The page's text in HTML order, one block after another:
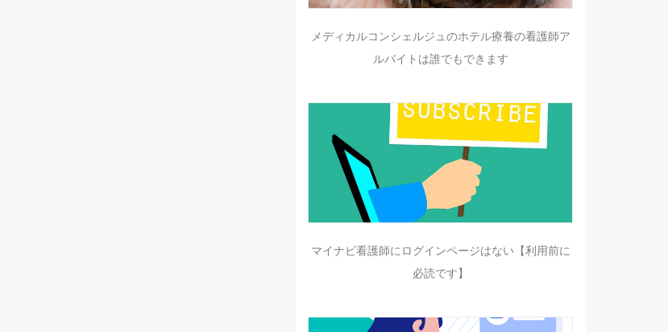
メディカルコンシェルジュのホテル療養の看護師ア
ルバイトは誰でもできます
マイナビ看護師にログインページはない【利用前に
必読です】